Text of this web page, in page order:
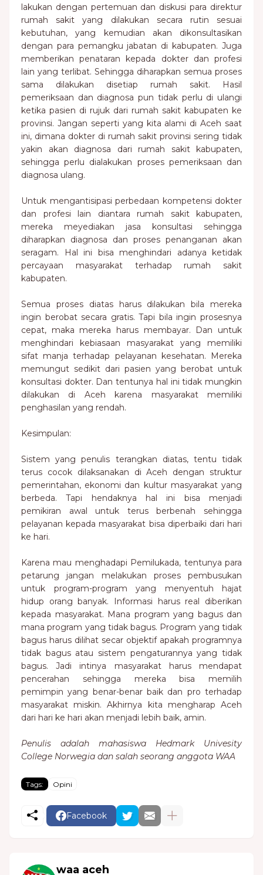
lakukan dengan pertemuan dan diskusi para direktur
rumah sakit yang dilakukan secara rutin sesuai
kebutuhan, yang kemudian akan dikonsultasikan
dengan para pemangku jabatan di kabupaten. Juga
memberikan penataran kepada dokter dan profesi
lain yang terlibat. Sehingga diharapkan semua proses
sama dilakukan disetiap rumah sakit. Hasil
pemeriksaan dan diagnosa pun tidak perlu di ulangi
ketika pasien di rujuk dari rumah sakit kabupaten ke
provinsi. Jangan seperti yang kita alami di Aceh saat
ini, dimana dokter di rumah sakit provinsi sering tidak
yakin akan diagnosa dari rumah sakit kabupaten,
sehingga perlu dialakukan proses pemeriksaan dan
diagnosa ulang.
Untuk mengantisipasi perbedaan kompetensi dokter
dan profesi lain diantara rumah sakit kabupaten,
mereka meyediakan jasa konsultasi sehingga
diharapkan diagnosa dan proses penanganan akan
seragam. Hal ini bisa menghindari adanya ketidak
percayaan masyarakat terhadap rumah sakit
kabupaten.
Semua proses diatas harus dilakukan bila mereka
ingin berobat secara gratis. Tapi bila ingin prosesnya
cepat, maka mereka harus membayar. Dan untuk
menghindari kebiasaan masyarakat yang memiliki
sifat manja terhadap pelayanan kesehatan. Mereka
memungut sedikit dari pasien yang berobat untuk
konsultasi dokter. Dan tentunya hal ini tidak mungkin
dilakukan di Aceh karena masyarakat memiliki
penghasilan yang rendah.
Kesimpulan:
Sistem yang penulis terangkan diatas, tentu tidak
terus cocok dilaksanakan di Aceh dengan struktur
pemerintahan, ekonomi dan kultur masyarakat yang
berbeda. Tapi hendaknya hal ini bisa menjadi
pemikiran awal untuk terus berbenah sehingga
pelayanan kepada masyarakat bisa diperbaiki dari hari
ke hari.
Karena mau menghadapi Pemilukada, tentunya para
petarung jangan melakukan proses pembusukan
untuk program-program yang menyentuh hajat
hidup orang banyak. Informasi harus real diberikan
kepada masyarakat. Mana program yang bagus dan
mana program yang tidak bagus. Program yang tidak
bagus harus dilihat secar objektif apakah programnya
tidak bagus atau sistem pengaturannya yang tidak
bagus. Jadi intinya masyarakat harus mendapat
pencerahan sehingga mereka bisa memilih
pemimpin yang benar-benar baik dan pro terhadap
masyarakat miskin. Akhirnya kita mengharap Aceh
dari hari ke hari akan menjadi lebih baik, amin.
Penulis adalah mahasiswa Hedmark Univesity
College Norwegia dan salah seorang anggota WAA
Tags: Opini
Facebook
waa aceh